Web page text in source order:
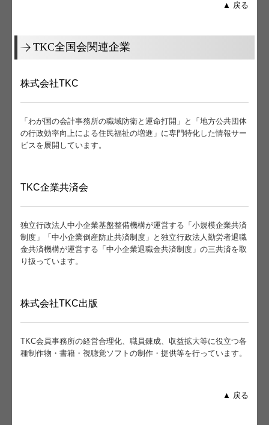
▲ 戻る
TKC全国会関連企業
株式会社TKC
「わが国の会計事務所の職域防衛と運命打開」と「地方公共団体
の行政効率向上による住民福祉の増進」に専門特化した情報サー
ビスを展開しています。
TKC企業共済会
独立行政法人中小企業基盤整備機構が運営する「小規模企業共済
制度」「中小企業倒産防止共済制度」と独立行政法人勤労者退職
金共済機構が運営する「中小企業退職金共済制度」の三共済を取
り扱っています。
株式会社TKC出版
TKC会員事務所の経営合理化、職員錬成、収益拡大等に役立つ各
種制作物・書籍・視聴覚ソフトの制作・提供等を行っています。
▲ 戻る